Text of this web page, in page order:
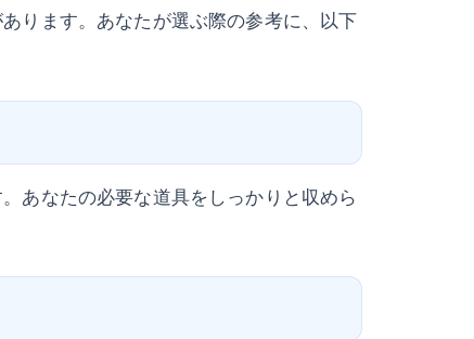
ります。あなたが選ぶ際の参考に、以下
あなたの必要な道具をしっかりと収めら